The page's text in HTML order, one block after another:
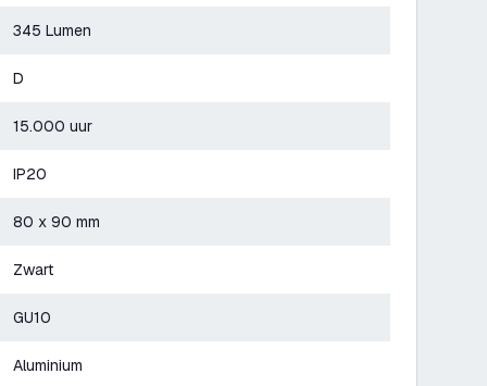
345 Lumen
D
15.000 uur
IP20
80 x 90 mm
Zwart
GU10
Aluminium